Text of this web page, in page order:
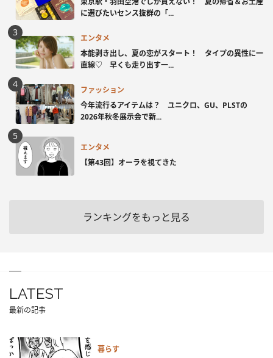
に選びたいセンス抜群の「...
エンタメ
本能剥き出し、夏の恋がスタート！ タイプの異性に一
直線♡ 早くも走り出す一...
ファッション
今年流行るアイテムは？ ユニクロ、GU、PLSTの
2026年秋冬展示会で新...
エンタメ
【第43回】オーラを視てきた
ランキングをもっと見る
LATEST
最新の記事
暮らす